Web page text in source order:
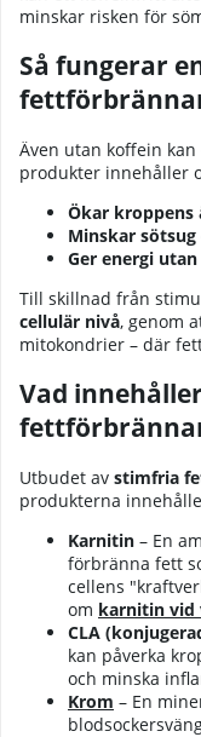
minskar risken för
Så fungerar
Även utan koffein
produkter innehåller
Ökar kroppens
Minskar
Ger energi
Till skillnad från
cellulär nivå, genom
mitokondrier – där
Vad
Utbudet av stimfria
produkterna
Karnitin – En
förbränna fett
cellens
om karnitin vid
CLA
kan påverka
och minska
Krom – En